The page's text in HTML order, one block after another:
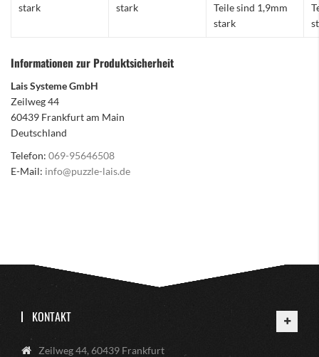
stark
stark
Teile sind 1,9mm
stark
Informationen zur Produktsicherheit
Lais Systeme GmbH
Zeilweg 44
60439 Frankfurt am Main
Deutschland
Telefon: 069-95646508
E-Mail: info@puzzle-lais.de
KONTAKT
Zeilweg 44, 60439 Frankfurt